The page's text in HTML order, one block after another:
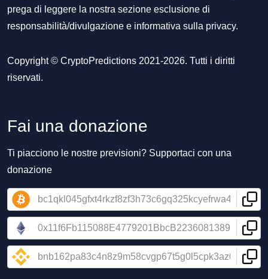
prega di leggere la nostra sezione esclusione di
responsabilità/divulgazione e informativa sulla privacy.
Copyright © CryptoPredictions 2021-2026. Tutti i diritti
riservati.
Fai una donazione
Ti piacciono le nostre previsioni? Supportaci con una
donazione